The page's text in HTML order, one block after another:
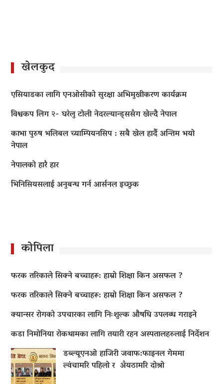
खेलकुद
एसियाडका लागि एनओसीको सुरक्षा अभिमुखीकरण कार्यक्रम
विश्वकप लिग २- घरेलु टोली नेदरल्यान्ड्ससँग खेल्दै नेपाल
काभा पुरुष भलिबल च्याम्पियनसिप : सबै खेल हार्दै अन्तिम भयो
नेपाल
नेपालको हारै हार
भिनिसियसलाई अनुबन्ध गर्न आर्सनल इच्छुक
कोपिला
फरक तरिकाले सिक्ने बच्चाहरू: हाम्रो शिक्षा किन असफल ?
फरक तरिकाले सिक्ने बच्चाहरू: हाम्रो शिक्षा किन असफल ?
क्यान्सर रोगको उपचारका लागि निःशुल्क औषधि उपलब्ध गराइने
कडा निमोनिया रोकथामका लागि तयारी रहन अस्पतालहरुलाई निर्देशन
डब्ल्यूएनओ हाजिरी जवाफ:फाइनल गेममा
ल्वंचामरि पहिलो र अँयठामरि दोश्रो